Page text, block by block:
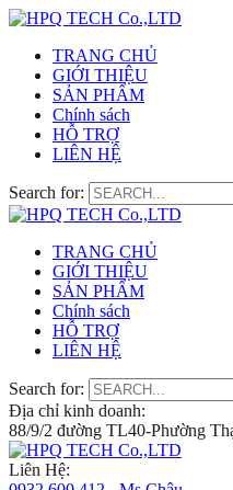
TRANG CHỦ
GIỚI THIỆU
SẢN PHẨM
Chính sách
HỖ TRỢ
LIÊN HỆ
Search for:
TRANG CHỦ
GIỚI THIỆU
SẢN PHẨM
Chính sách
HỖ TRỢ
LIÊN HỆ
Search for:
Địa chỉ kinh doanh:
88/9/2 đường TL40-Phường
Liên Hệ: